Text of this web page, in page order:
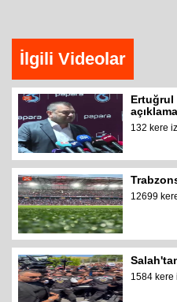
İlgili Videolar
Ertuğrul
132 kere
12699
1584 kere